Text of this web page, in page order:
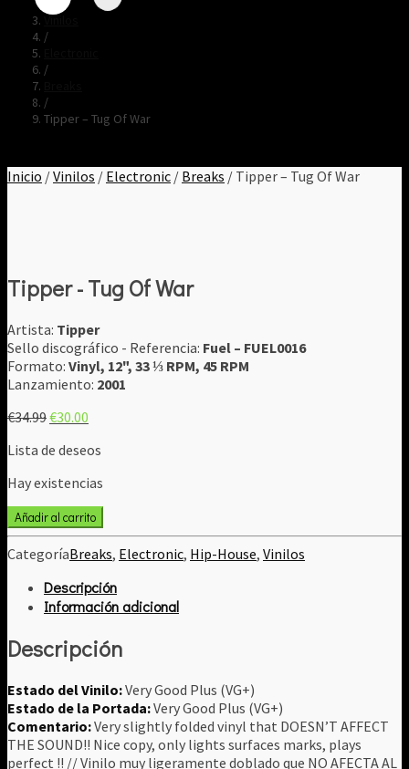
/
/
/
Tipper – Tug Of War
Inicio /Vinilos / Electronic / Breaks / Tipper – Tug Of War
Tipper - Tug Of War
Artista: Tipper
Sello discográfico - Referencia: Fuel ‎– FUEL0016
Formato: Vinyl, 12", 33 ⅓ RPM, 45 RPM
Lanzamiento: 2001
€34.99El
original
€34.99.
€30.00
actual
€30.00.
Lista de deseos
Hay existencias
Tipper
-
Tug
War
cantidad
Añadir al carrito
CategoríaBreaks, Electronic, Hip-House, Vinilos
Descripción
Información adicional
Descripción
Estado del Vinilo:Very Good Plus (VG+)
Estado de la Portada:Very Good Plus (VG+)
Comentario:Very slightly folded vinyl that DOESN’T AFFECT
THE SOUND!! Nice copy, only lights surfaces marks, plays
perfect !! // Vinilo muy ligeramente doblado que NO AFECTA AL